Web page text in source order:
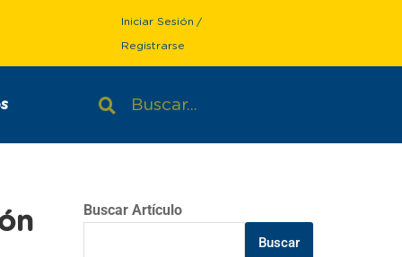
Iniciar Sesión /
Registrarse
Buscar Artículo
Buscar